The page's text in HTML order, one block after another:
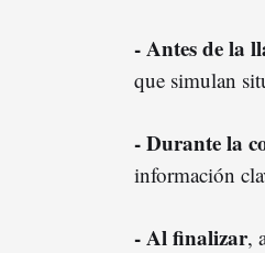
- Antes de la
que simulan
- Durante la
información
- Al finalizar,